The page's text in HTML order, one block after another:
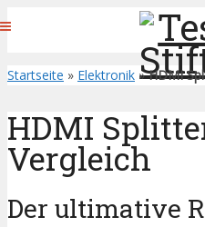
Startseite » Elektronik »HDMI
HDMI
Vergleich
Der ultimative